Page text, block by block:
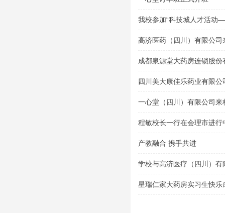
我校参加“科技城人才活动
会”
高济医药（四川）有限公
成都泉源堂大药房连锁股
导讲座
四川美大康佳乐药业有限
一心堂（四川）有限公司
程敏校长一行在会理市进行
产教融合 携手共进
学校与高济医疗（四川）
式
星瑞仁家大药房实习生快乐